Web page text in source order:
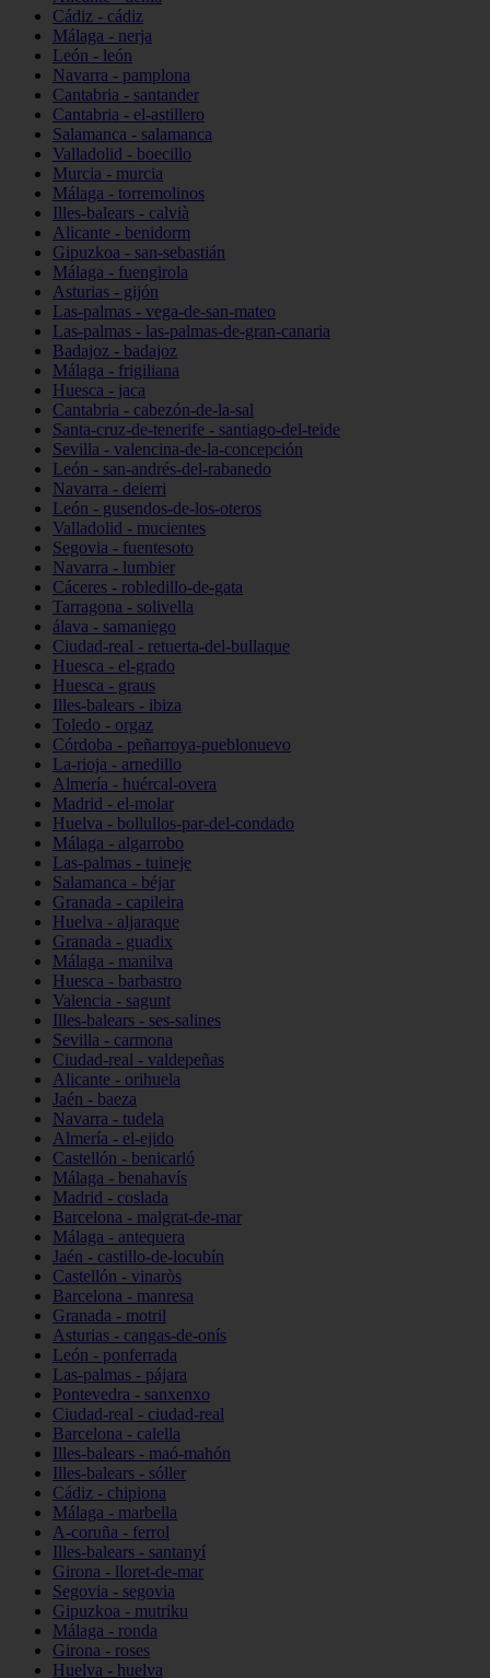
Cádiz - cádiz
Málaga - nerja
León - león
Navarra - pamplona
Cantabria - santander
Cantabria - el-astillero
Salamanca - salamanca
Valladolid - boecillo
Murcia - murcia
Málaga - torremolinos
Illes-balears - calvià
Alicante - benidorm
Gipuzkoa - san-sebastián
Málaga - fuengirola
Asturias - gijón
Las-palmas - vega-de-san-mateo
Las-palmas - las-palmas-de-gran-canaria
Badajoz - badajoz
Málaga - frigiliana
Huesca - jaca
Cantabria - cabezón-de-la-sal
Santa-cruz-de-tenerife - santiago-del-teide
Sevilla - valencina-de-la-concepción
León - san-andrés-del-rabanedo
Navarra - deierri
León - gusendos-de-los-oteros
Valladolid - mucientes
Segovia - fuentesoto
Navarra - lumbier
Cáceres - robledillo-de-gata
Tarragona - solivella
álava - samaniego
Ciudad-real - retuerta-del-bullaque
Huesca - el-grado
Huesca - graus
Illes-balears - ibiza
Toledo - orgaz
Córdoba - peñarroya-pueblonuevo
La-rioja - arnedillo
Almería - huércal-overa
Madrid - el-molar
Huelva - bollullos-par-del-condado
Málaga - algarrobo
Las-palmas - tuineje
Salamanca - béjar
Granada - capileira
Huelva - aljaraque
Granada - guadix
Málaga - manilva
Huesca - barbastro
Valencia - sagunt
Illes-balears - ses-salines
Sevilla - carmona
Ciudad-real - valdepeñas
Alicante - orihuela
Jaén - baeza
Navarra - tudela
Almería - el-ejido
Castellón - benicarló
Málaga - benahavís
Madrid - coslada
Barcelona - malgrat-de-mar
Málaga - antequera
Jaén - castillo-de-locubín
Castellón - vinaròs
Barcelona - manresa
Granada - motril
Asturias - cangas-de-onís
León - ponferrada
Las-palmas - pájara
Pontevedra - sanxenxo
Ciudad-real - ciudad-real
Barcelona - calella
Illes-balears - maó-mahón
Illes-balears - sóller
Cádiz - chipiona
Málaga - marbella
A-coruña - ferrol
Illes-balears - santanyí
Girona - lloret-de-mar
Segovia - segovia
Gipuzkoa - mutriku
Málaga - ronda
Girona - roses
Huelva - huelva